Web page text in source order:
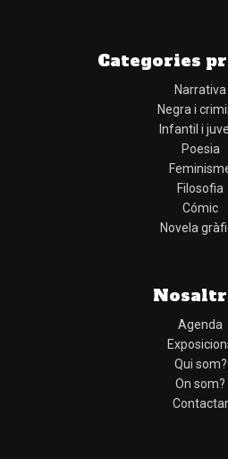
Categories
Narrativa
Negra i
Infantil i
Poesia
Filosofia
Cómic
Novela
Agenda
Qui som?
On som?
Contactar